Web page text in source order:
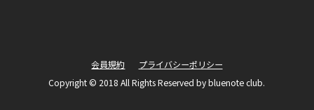
会員規約
プライバシーポリシー
Copyright © 2018 All Rights Reserved by bluenote club.